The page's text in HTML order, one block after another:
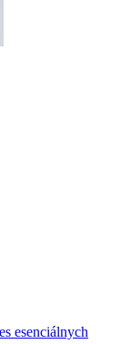
esenciálnych